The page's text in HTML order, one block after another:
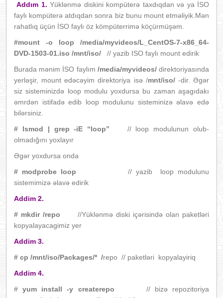
Addım 1. Yüklənmə diskini kompüterə taxdıqdan və ya İSO
faylı kompüterə atdıqdan sonra biz bunu mount etməliyik.Mən
rahatlıq üçün İSO faylı öz kömpüterrimə köçürmüşəm.
#mount -o loop /media/myvideos/L_CentOS-7-x86_64-
DVD-1503-01.iso /mnt/iso/ // yazib ISO faylı mount edirik
Burada mənim İSO faylım /media/myvideos/direktoriyasında
yerləşir, mount edəcəyim direktoriya isə /mnt/iso/-dir. Əgər
siz sisteminizdə loop modulu yoxdursa bu zaman aşagıdakı
əmrdən istifadə edib loop modulunu sisteminizə əlavə edə
bilərsiniz.
# lsmod | grep -iE “loop” // loop modulunun olub-
olmadığını yoxlayır
Əgər yoxdursa onda
# modprobe loop // yazib loop modulunu
sistemimizə əlavə edirik
Addim 2.
# mkdir /repo //Yüklənmə diski içərisində olan paketləri
kopyalayacagimiz yer
Addim 3.
# cp /mnt/iso/Packages/* /repo // paketləri kopyalayiriq
Addim 4.
#yum install -y createrepo // bizə repozitoriya